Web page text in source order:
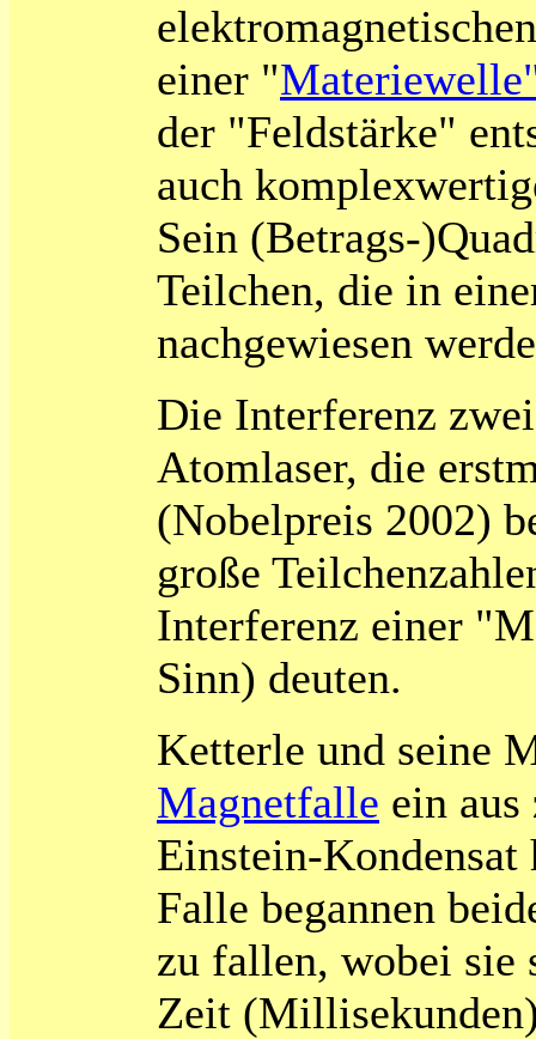
einer "
der "Feldstärke"
auch
Sein (Betrags-
Teilchen, die in
nachgewiesen
Die Interferenz
Atomlaser, die
(Nobelpreis 2002)
große
Interferenz einer
Sinn) deuten.
Ketterle und seine
Magnetfalle ein aus
Einstein-Kondensat
Falle begannen
zu fallen, wobei sie
Zeit